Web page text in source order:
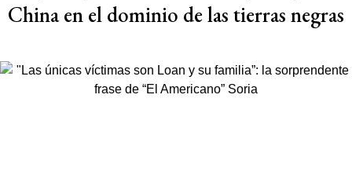
China en el dominio de las tierras negras